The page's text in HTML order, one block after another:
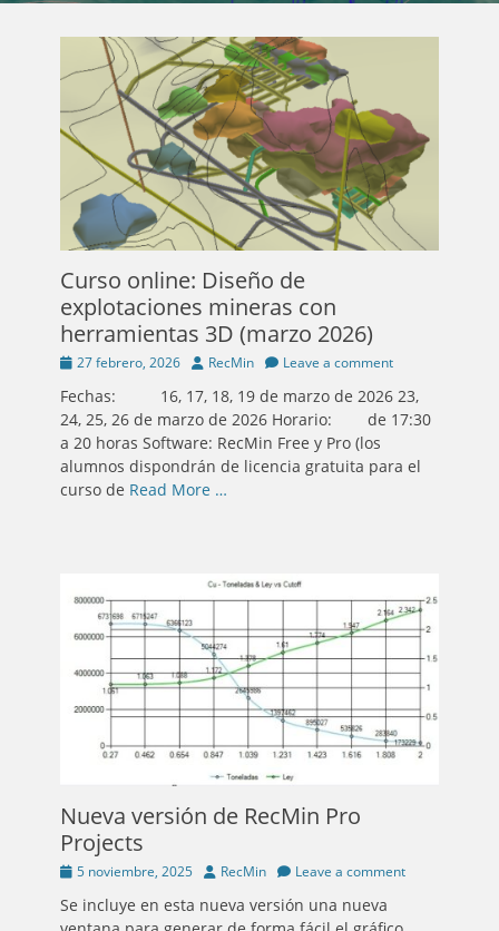
Curso online: Diseño de
explotaciones mineras con
herramientas 3D (marzo 2026)
Posted
27 febrero, 2026 Author
RecMin Leave a comment
Fechas: 16, 17, 18, 19 de marzo de 2026 23,
24, 25, 26 de marzo de 2026 Horario: de 17:30
a 20 horas Software: RecMin Free y Pro (los
alumnos dispondrán de licencia gratuita para el
curso de Read More …
Nueva versión de RecMin Pro
Projects
Posted
5 noviembre, 2025 Author
RecMin Leave a comment
Se incluye en esta nueva versión una nueva